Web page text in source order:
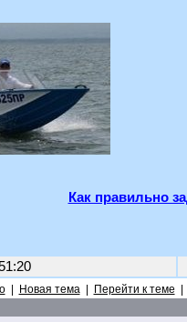
Как правильно
| Новая тема| Перейти к теме